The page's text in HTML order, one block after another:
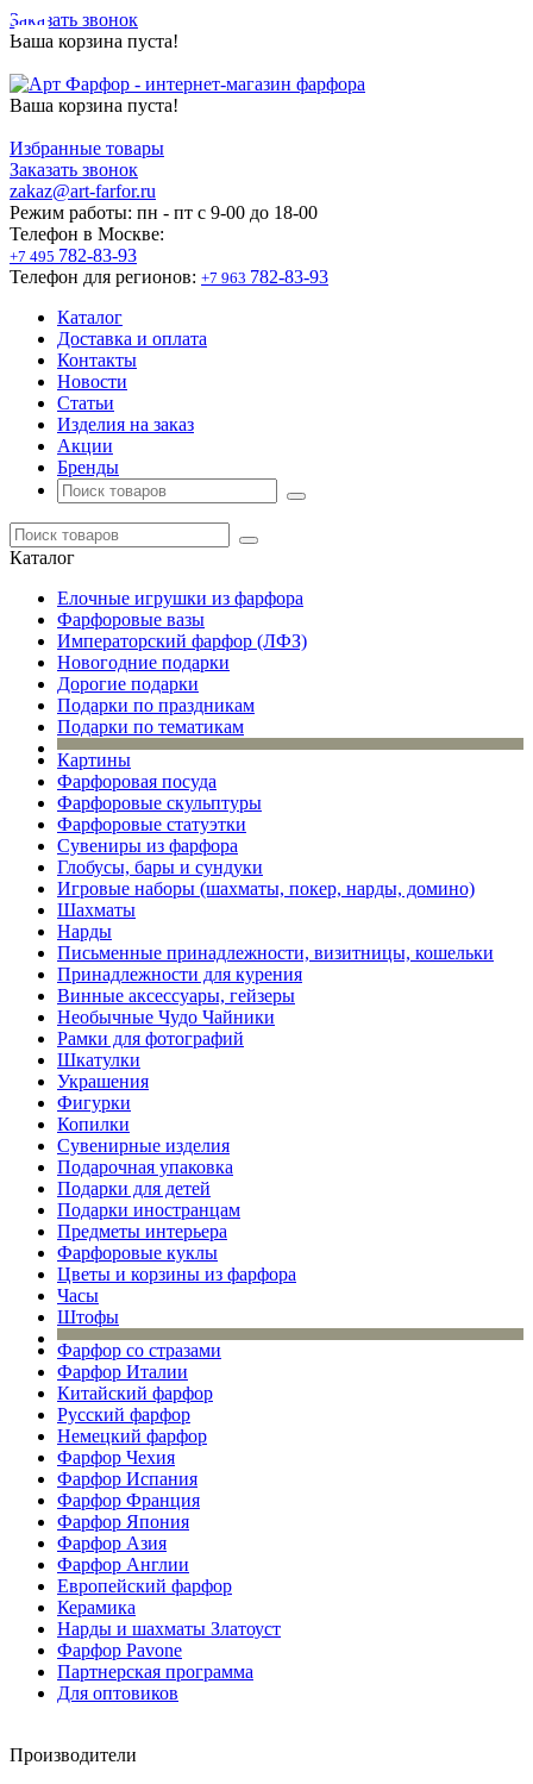
Заказать звонок
Ваша корзина пуста!
Ваша корзина пуста!
Избранные товары
Заказать звонок
zakaz@art-farfor.ru
Режим работы: пн - пт c 9-00 до 18-00
Телефон в Москве:
+7 495 782-83-93
Телефон для регионов: +7 963 782-83-93
Каталог
Доставка и оплата
Контакты
Новости
Статьи
Изделия на заказ
Акции
Бренды
Каталог
Елочные игрушки из фарфора
Фарфоровые вазы
Императорский фарфор (ЛФЗ)
Новогодние подарки
Дорогие подарки
Подарки по праздникам
Подарки по тематикам
Картины
Фарфоровая посуда
Фарфоровые скульптуры
Фарфоровые статуэтки
Сувениры из фарфора
Глобусы, бары и сундуки
Игровые наборы (шахматы, покер, нарды, домино)
Шахматы
Нарды
Письменные принадлежности, визитницы, кошельки
Принадлежности для курения
Винные аксессуары, гейзеры
Необычные Чудо Чайники
Рамки для фотографий
Шкатулки
Украшения
Фигурки
Копилки
Сувенирные изделия
Подарочная упаковка
Подарки для детей
Подарки иностранцам
Предметы интерьера
Фарфоровые куклы
Цветы и корзины из фарфора
Часы
Штофы
Фарфор со стразами
Фарфор Италии
Китайский фарфор
Русский фарфор
Немецкий фарфор
Фарфор Чехия
Фарфор Испания
Фарфор Франция
Фарфор Япония
Фарфор Азия
Фарфор Англии
Европейский фарфор
Керамика
Нарды и шахматы Златоуст
Фарфор Pavone
Партнерская программа
Для оптовиков
Производители